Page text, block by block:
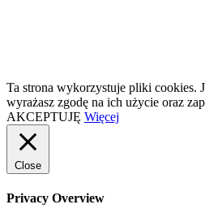
Ta strona wykorzystuje pliki cookies.
wyrażasz zgodę na ich użycie oraz
AKCEPTUJĘ Więcej
Close
Privacy Overview